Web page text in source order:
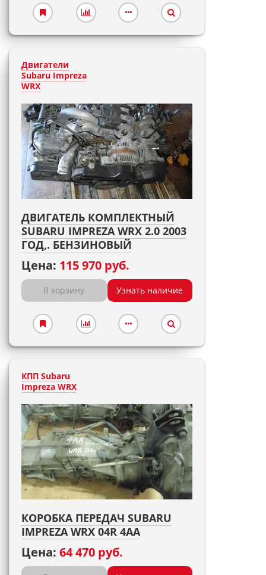
Двигатели
Subaru Impreza
WRX
ДВИГАТЕЛЬ КОМПЛЕКТНЫЙ
SUBARU IMPREZA WRX 2.0 2003
ГОД,. БЕНЗИНОВЫЙ
Цена: 115 970 руб.
В корзину Узнать наличие
КПП Subaru
Impreza WRX
КОРОБКА ПЕРЕДАЧ SUBARU
IMPREZA WRX 04R 4AA
Цена: 64 470 руб.